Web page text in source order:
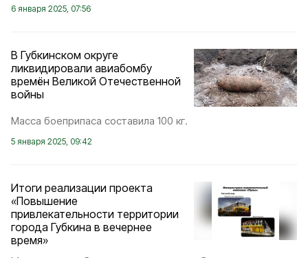
6 января 2025, 07:56
В Губкинском округе
ликвидировали авиабомбу
времён Великой Отечественной
войны
Масса боеприпаса составила 100 кг.
5 января 2025, 09:42
Итоги реализации проекта
«Повышение
привлекательности территории
города Губкина в вечернее
время»